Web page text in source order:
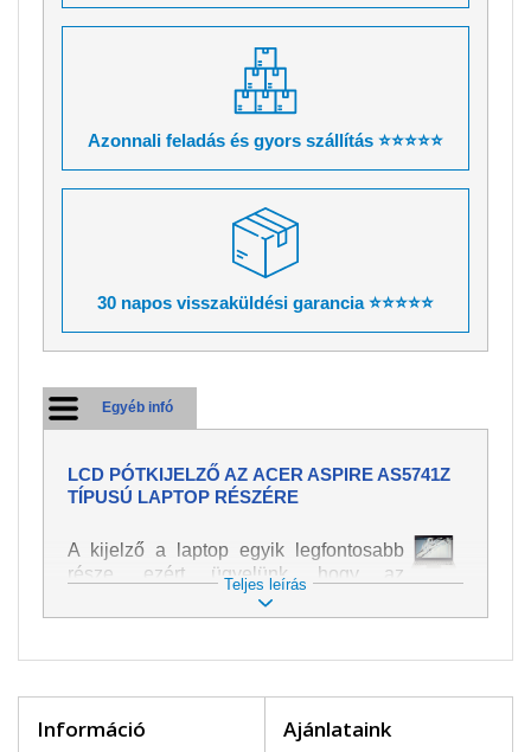
Azonnali feladás és gyors szállítás ⭐⭐⭐⭐⭐
30 napos visszaküldési garancia ⭐⭐⭐⭐⭐
Egyéb infó
LCD PÓTKIJELZŐ AZ ACER ASPIRE AS5741Z
TÍPUSÚ LAPTOP RÉSZÉRE
A kijelző a laptop egyik legfontosabb
része, ezért ügyelünk, hogy az
pótalkatrész a legjobb minőségű
legyen. A kép és szöveg különféle
laptoppal legnagyobb óvatossággal
bekövetkezett sérülések közé a
Teljes leírás
Információ Ajánlataink